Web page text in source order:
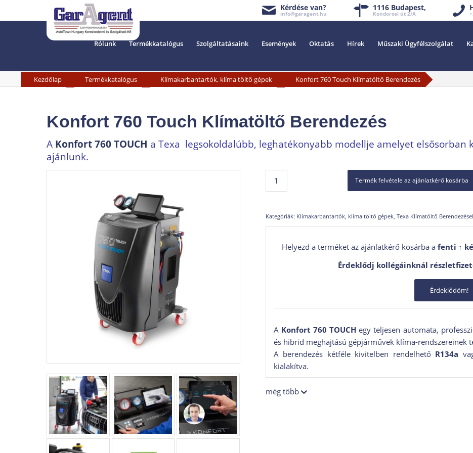
Kérdése van?
info@garagent.hu
1116 Budapest,
Kondorosi út 2/A
Rólunk Termékkatalógus Szolgáltatásaink Események Oktatás Hírek Műszaki Ügyfélszolgálat
Kezdőlap Termékkatalógus Klímakarbantartók, klíma töltő gépek Konfort 760 Touch Klímatöltő Berendezés
Konfort 760 Touch Klímatöltő Berendezés
A Konfort 760 TOUCH a Texa legsokoldalúbb, leghatékonyabb modellje amelyet elsősorban
ajánlunk.
Termék felvétele az ajánlatkérő kosárba
Kategóriák: Klímakarbantartók, klíma töltő gépek, Texa Klímatöltő
Helyezd a terméket az ajánlatkérő kosárba afenti ↑
Érdeklődj kollégáinknál
Érdeklődöm!
A Konfort 760 TOUCH egy teljesen automata,
és hibrid meghajtású gépjárművek klíma-rendszereinek
A berendezés kétféle kivitelben rendelhető R134a
kialakítva.
zárt olajtartályok, teljesen automata munkafolyamat,
még több